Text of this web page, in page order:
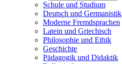
Schule und Studium
Deutsch und Germanistik
Moderne Fremdsprachen
Latein und Griechisch
Philosophie und Ethik
Geschichte
Pädagogik und Didaktik